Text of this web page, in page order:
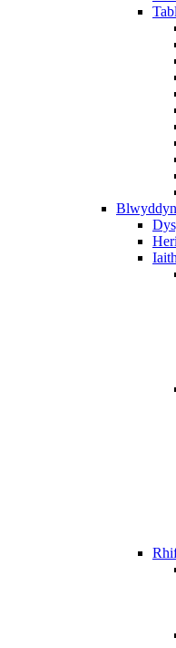
Blwyddyn